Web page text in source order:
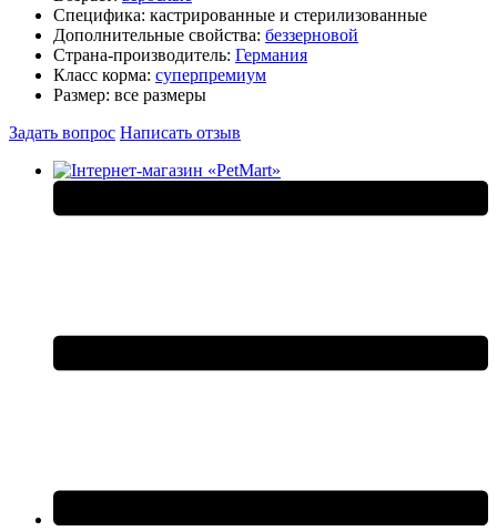
Специфика: кастрированные и стерилизованные
Дополнительные свойства: беззерновой
Страна-производитель: Германия
Класс корма: суперпремиум
Размер: все размеры
Задать вопрос Написать отзыв